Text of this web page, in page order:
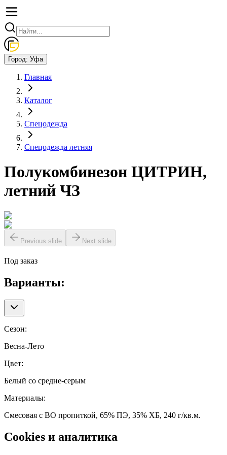
Город: Уфа
Главная
Каталог
Спецодежда
Спецодежда летняя
Полукомбинезон ЦИТРИН,
летний ЧЗ
Previous slide Next slide
Под заказ
Варианты:
Сезон:
Весна-Лето
Цвет:
Белый со средне-серым
Материалы:
Смесовая с ВО пропиткой, 65% ПЭ, 35% ХБ, 240 г/кв.м.
Cookies и аналитика